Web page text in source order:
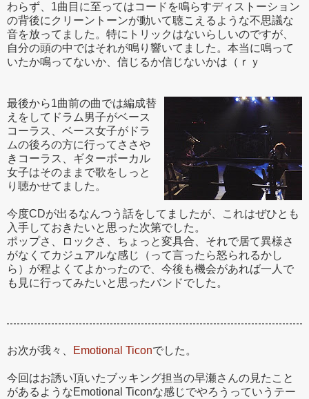
わらず、1曲目に至ってはコードを鳴らすディストーション
の背後にクリーントーンが動いて聴こえるような不思議な
音を放ってました。特にトリックはないらしいのですが、
自分の頭の中ではそれが鳴り響いてました。本当に鳴って
いたか鳴ってないか、信じるか信じないかは（ｒｙ
最後から1曲前の曲では編成替
えをしてドラム男子がベース
コーラス、ベース女子がドラ
ムの後ろの方に行ってささや
きコーラス、ギターボーカル
女子はそのままで歌をしっと
り聴かせてました。
今度CDが出るなんつう話をしてましたが、これはぜひとも
入手しておきたいと思った次第でした。
ポップさ、ロックさ、ちょっと変具合、それで居て異様さ
がなくてカジュアルな感じ（って言ったら怒られるかし
ら）が程よくてよかったので、今後も機会があれば一人で
も見に行ってみたいと思ったバンドでした。
お次が我々、 Emotional Ticonでした。
今回はお誘い頂いたブッキング担当の早瀬さんの見たこと
があるようなEmotional Ticonな感じでやろうっていうテー